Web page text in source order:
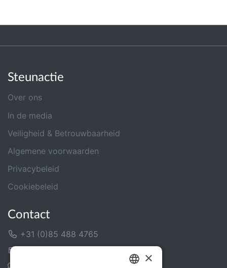
Steunactie
Over ons
In de media
Veiligheid & Betrouwbaarheid
Algemene voorwaarden
Privacybeleid
Cookiebeleid
Contact
+31 (0)85 488 4765
×